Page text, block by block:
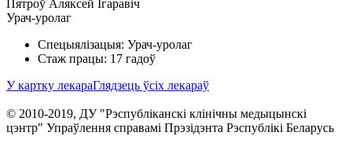
Пятроў Аляксей Ігаравіч
Урач-уролаг
Спецыялізацыя: Урач-уролаг
Стаж працы: 17 гадоў
У картку лекараГлядзець ўсіх лекараў
© 2010-2019, ДУ "Рэспубліканскі клінічны медыцынскі
цэнтр" Упраўлення справамі Прэзідэнта Рэспублікі Беларусь